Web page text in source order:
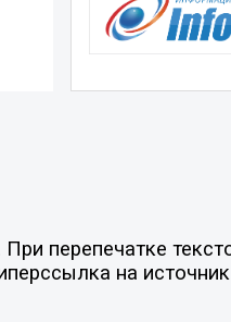
перепечатке
на источник